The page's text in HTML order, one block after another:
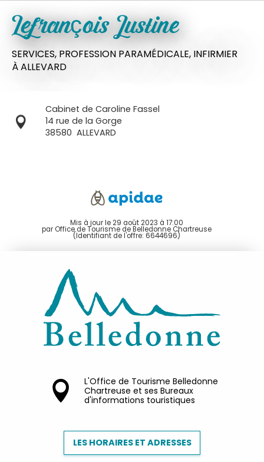
Lefrançois Justine
SERVICES, PROFESSION PARAMÉDICALE, INFIRMIER
À ALLEVARD
Cabinet de Caroline Fassel
14 rue de la Gorge
38580 ALLEVARD
Mis à jour le 29 août 2023 à 17:00
par Office de Tourisme de Belledonne Chartreuse
(Identifiant de l'offre: 6644696)
L'Office de Tourisme Belledonne
Chartreuse et ses Bureaux
d'informations touristiques
LES HORAIRES ET ADRESSES